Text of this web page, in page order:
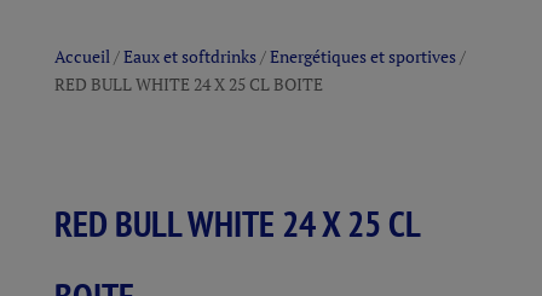
Accueil/Eaux et softdrinks/Energétiques et sportives/
RED BULL WHITE 24 X 25 CL BOITE
RED BULL WHITE 24 X 25 CL